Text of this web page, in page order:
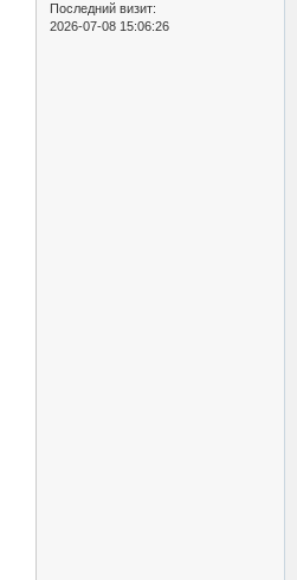
Последний визит:
2026-07-08 15:06:26